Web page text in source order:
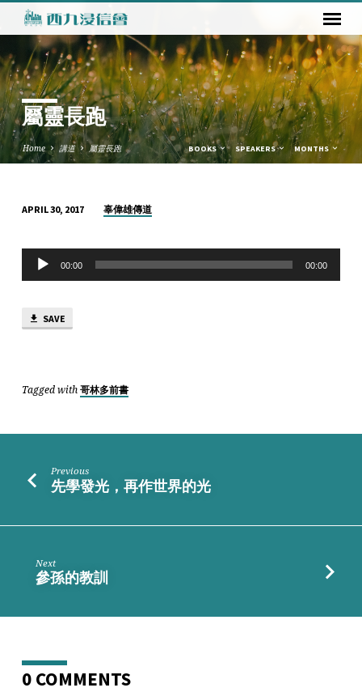
屬靈長跑
Home 講道 屬靈長跑 BOOKS SPEAKERS MONTHS
靈
長
跑
APRIL 30, 2017 辜偉雄傳道
Audio
Player
00:00 00:00
SAVE
Tagged with 哥林多前書
Previous
先學發光，再作世界的光
Next
參孫的教訓
0 COMMENTS